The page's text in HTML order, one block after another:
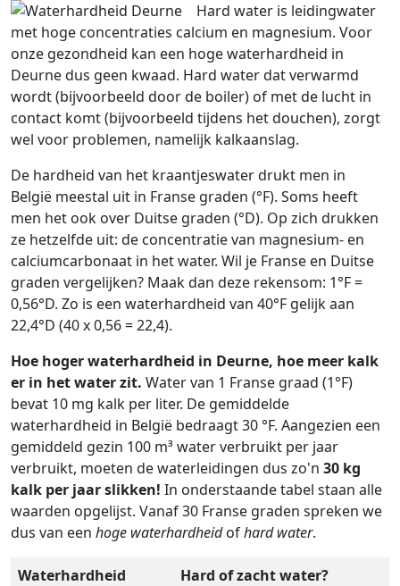
Hard water is leidingwater
met hoge concentraties calcium en magnesium. Voor
onze gezondheid kan een hoge waterhardheid in
Deurne dus geen kwaad. Hard water dat verwarmd
wordt (bijvoorbeeld door de boiler) of met de lucht in
contact komt (bijvoorbeeld tijdens het douchen), zorgt
wel voor problemen, namelijk kalkaanslag.
De hardheid van het kraantjeswater drukt men in
België meestal uit in Franse graden (°F). Soms heeft
men het ook over Duitse graden (°D). Op zich drukken
ze hetzelfde uit: de concentratie van magnesium- en
calciumcarbonaat in het water. Wil je Franse en Duitse
graden vergelijken? Maak dan deze rekensom: 1°F =
0,56°D. Zo is een waterhardheid van 40°F gelijk aan
22,4°D (40 x 0,56 = 22,4).
Hoe hoger waterhardheid in Deurne, hoe meer kalk
er in het water zit. Water van 1 Franse graad (1°F)
bevat 10 mg kalk per liter. De gemiddelde
waterhardheid in België bedraagt 30 °F. Aangezien een
gemiddeld gezin 100 m³ water verbruikt per jaar
verbruikt, moeten de waterleidingen dus zo'n 30 kg
kalk per jaar slikken! In onderstaande tabel staan alle
waarden opgelijst. Vanaf 30 Franse graden spreken we
dus van een hoge waterhardheidofhard water.
Waterhardheid
Hard of zacht water?